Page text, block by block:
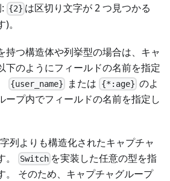
{2} は区切り文字が 2 つ見つかる
。
持つ構造体や列挙型の場合は、キャ
下のようにフィールドの名前を指定
{user_name} または {*:age} のよ
ープ内でフィールドの名前を指定し
列よりも構造化されたキャプチャ
Switch を実装した任意の型を指
。 そのため、キャプチャグループ